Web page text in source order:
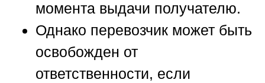
момента выдачи получателю.
Однако перевозчик может быть
освобожден от
ответственности, если